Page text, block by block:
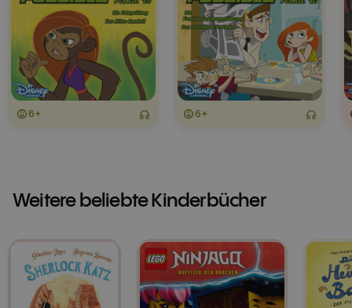
6+ 6+
Weitere beliebte Kinderbücher